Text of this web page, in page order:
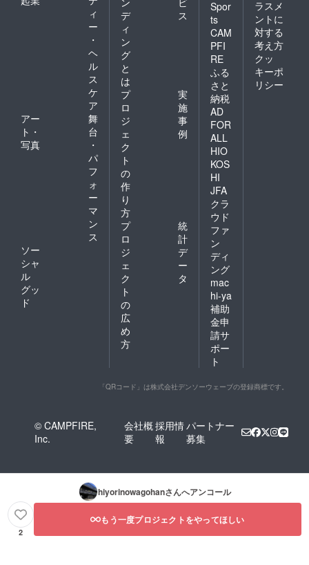
ィ
ー
・
ヘ
ル
ス
ケ
ア
アー
ト・
写真
舞
台
・
パ
フ
ォ
ー
マ
ン
ス
ソー
シャ
ル
グッ
ド
デ
ィ
ン
グ
と
は
ス
プ
ロ
ジ
ェ
ク
ト
の
作
り
方
実
施
事
例
プ
ロ
ジ
ェ
ク
ト
の
広
め
方
統
計
デ
ー
タ
Spor
ts
CAM
PFI
RE
ふる
さと
納税
AD
FOR
ALL
HIO
KOS
HI
JFA
クラ
ウド
ファ
ン
ディ
ング
mac
hi-ya
補助
金申
請サ
ポー
ト
ラスメ
ントに
対する
考え方
クッ
キーポ
リシー
「QRコード」は株式会社デンソーウェーブの登録商標です。
© CAMPFIRE,
Inc.
会社概
要
採用情
報
パートナー
募集
hiyorinowagohanさんへアンコール
2
もう一度プロジェクトをやってほしい